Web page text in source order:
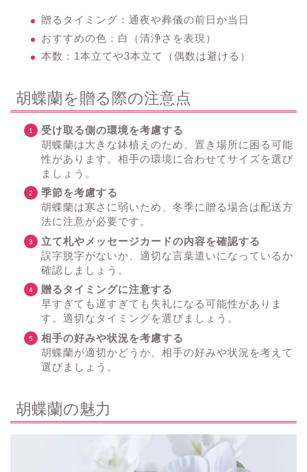
贈るタイミング：通夜や葬儀の前日か当日
おすすめの色：白（清浄さを表現）
本数：1本立てや3本立て（偶数は避ける）
胡蝶蘭を贈る際の注意点
受け取る側の環境を考慮する
胡蝶蘭は大きな鉢植えのため、置き場所に困る可能
性があります。相手の環境に合わせてサイズを選び
ましょう。
季節を考慮する
胡蝶蘭は寒さに弱いため、冬季に贈る場合は配送方
法に注意が必要です。
立て札やメッセージカードの内容を確認する
誤字脱字がないか、適切な言葉遣いになっているか
確認しましょう。
贈るタイミングに注意する
早すぎても遅すぎても失礼になる可能性がありま
す。適切なタイミングを選びましょう。
相手の好みや状況を考慮する
胡蝶蘭が適切かどうか、相手の好みや状況を考えて
選びましょう。
胡蝶蘭の魅力